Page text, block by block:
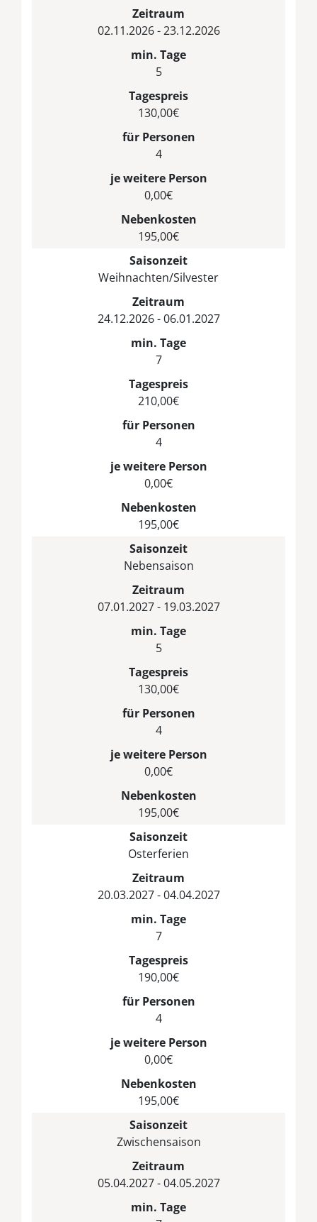
Zeitraum
02.11.2026 - 23.12.2026
min. Tage
5
Tagespreis
130,00€
für Personen
4
je weitere Person
0,00€
Nebenkosten
195,00€
Saisonzeit
Weihnachten/Silvester
Zeitraum
24.12.2026 - 06.01.2027
min. Tage
7
Tagespreis
210,00€
für Personen
4
je weitere Person
0,00€
Nebenkosten
195,00€
Saisonzeit
Nebensaison
Zeitraum
07.01.2027 - 19.03.2027
min. Tage
5
Tagespreis
130,00€
für Personen
4
je weitere Person
0,00€
Nebenkosten
195,00€
Saisonzeit
Osterferien
Zeitraum
20.03.2027 - 04.04.2027
min. Tage
7
Tagespreis
190,00€
für Personen
4
je weitere Person
0,00€
Nebenkosten
195,00€
Saisonzeit
Zwischensaison
Zeitraum
05.04.2027 - 04.05.2027
min. Tage